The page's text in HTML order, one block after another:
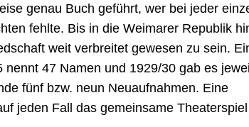
genau Buch geführt, wer bei jeder
fehlte. Bis in die Weimarer Republik
weit verbreitet gewesen zu sein.
nennt 47 Namen und 1929/30 gab es
fünf bzw. neun Neuaufnahmen. Eine
jeden Fall das gemeinsame Theaterspiel